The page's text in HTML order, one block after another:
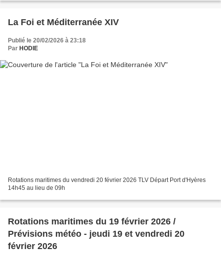
La Foi et Méditerranée XIV
Publié le 20/02/2026 à 23:18
Par HODIE
Rotations maritimes du vendredi 20 février 2026 TLV Départ Port d'Hyères
14h45 au lieu de 09h
Rotations maritimes du 19 février 2026 /
Prévisions météo - jeudi 19 et vendredi 20
février 2026